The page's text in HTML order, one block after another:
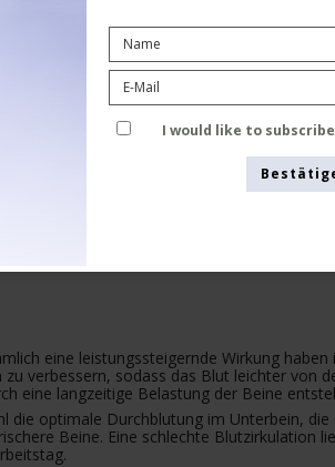
eine leistungssteigernde Wirkung
verbessern, sodass das Blut leichter von
eine langzeitige Belastung der Beine
optimale Durchblutung im Unterbein,
Beine. Eine schlechte Blutzirkulation
I would like to